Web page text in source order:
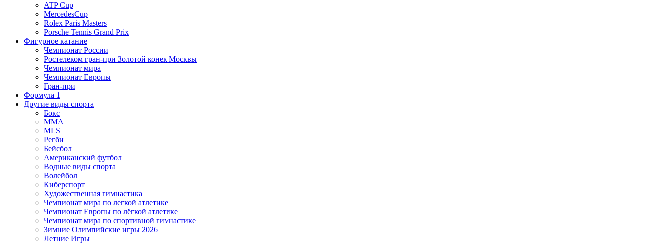
ATP Cup
MercedesCup
Rolex Paris Masters
Porsche Tennis Grand Prix
Фигурное катание
Чемпионат России
Ростелеком гран-при Золотой конек Москвы
Чемпионат мира
Чемпионат Европы
Гран-при
Формула 1
Другие виды спорта
Бокс
MMA
MLS
Регби
Бейсбол
Американский футбол
Водные виды спорта
Волейбол
Киберспорт
Художественная гимнастика
Чемпионат мира по легкой атлетике
Чемпионат Европы по лёгкой атлетике
Чемпионат мира по спортивной гимнастике
Зимние Олимпийские игры 2026
Летние Игры